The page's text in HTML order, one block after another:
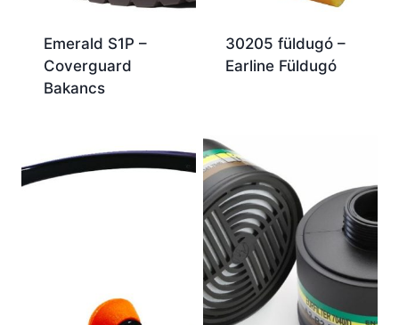
Emerald S1P –
Coverguard
Bakancs
30205 füldugó –
Earline Füldugó